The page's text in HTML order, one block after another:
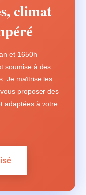
climat
et 1650h
soumise à des
Je maîtrise les
proposer des
adaptées à votre